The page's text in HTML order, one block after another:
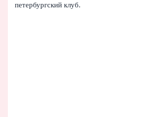
петербургский клуб.